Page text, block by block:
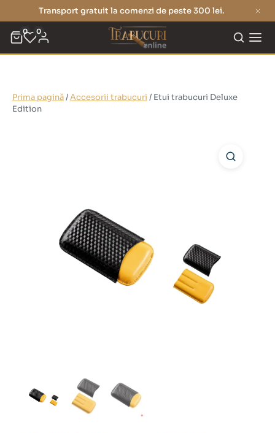
Transport gratuit la comenzi de peste 300 lei.
0 0
Prima pagină/Accesorii trabucuri / Etui trabucuri Deluxe
Edition